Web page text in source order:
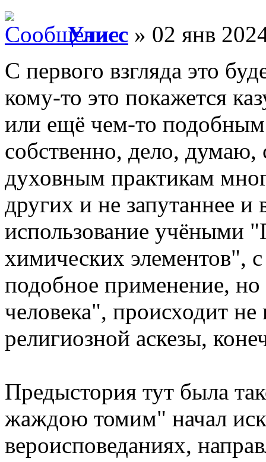
Улисс » 02 янв
С первого взгляда это
кому-то это покажется
или ещё чем-то
собственно, дело,
духовным практикам
других и не запутаннее
использование учёными
химических элементов",
подобное применение,
человека", происходит не
религиозной аскезы,
Предыстория тут была
жаждою томим" начал
вероисповеданиях,